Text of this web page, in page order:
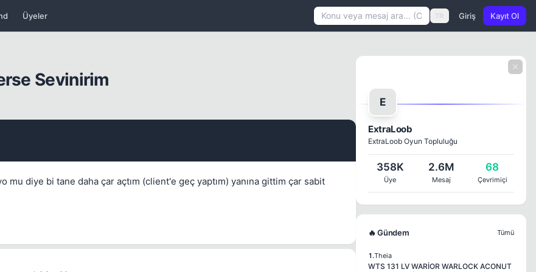
Üyeler TR Giriş Kayıt Ol
Sevinirim
mu diye bi tane daha çar açtım (client'e geç yaptım) yanına gittim çar sabit
E
ExtraLoob
ExtraLoob Oyun Topluluğu
358K
Üye
2.6M
Mesaj
68
Çevrimiçi
🔥 Gündem Tümü
1.Theia
WTS 131 LV WARİOR WARLOCK ACONUT